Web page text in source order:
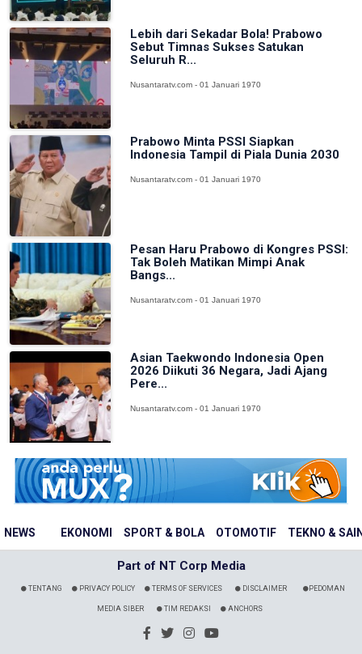
NEWS EKONOMI SPORT & BOLA OTOMOTIF TEKNO &
Lebih dari Sekadar Bola! Prabowo
Sebut Timnas Sukses Satukan
Seluruh R...
Nusantaratv.com - 01 Januari 1970
Prabowo Minta PSSI Siapkan
Indonesia Tampil di Piala Dunia 2030
Nusantaratv.com - 01 Januari 1970
Pesan Haru Prabowo di Kongres PSSI:
Tak Boleh Matikan Mimpi Anak
Bangs...
Nusantaratv.com - 01 Januari 1970
Asian Taekwondo Indonesia Open
2026 Diikuti 36 Negara, Jadi Ajang
Pere...
Nusantaratv.com - 01 Januari 1970
Part of NT Corp Media
TENTANG PRIVACY POLICY TERMS OF SERVICES DISCLAIMER PEDOMAN
MEDIA SIBER TIM REDAKSI ANCHORS